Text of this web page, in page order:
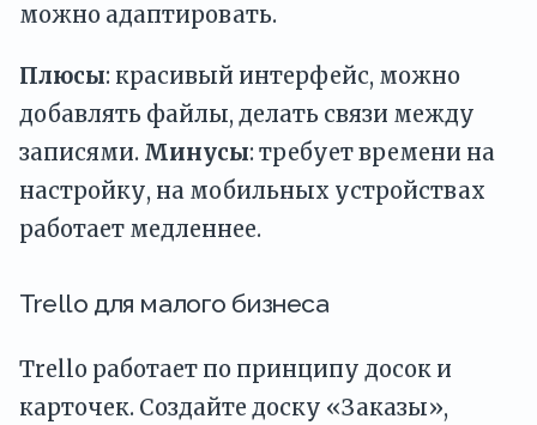
можно адаптировать.
Плюсы: красивый интерфейс, можно
добавлять файлы, делать связи между
записями. Минусы: требует времени на
настройку, на мобильных устройствах
работает медленнее.
Trello для малого бизнеса
Trello работает по принципу досок и
карточек. Создайте доску «Заказы»,